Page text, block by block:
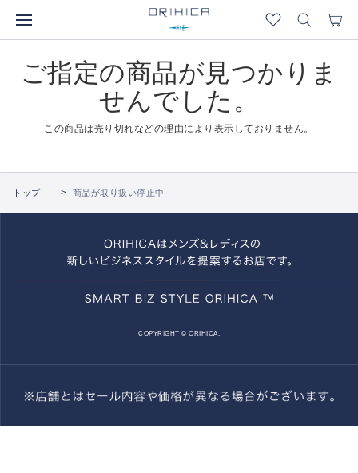
ご指定の商品が見つかりま
せんでした。
この商品は売り切れなどの理由により表示しておりません。
トップ 商品が取り扱い停止中
COPYRIGHT © ORIHICA.